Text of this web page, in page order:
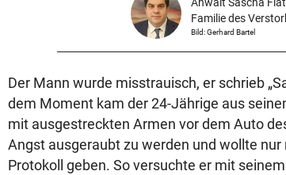
Anwalt Sascha
Familie des
Bild: Gerhard Bartel
Der Mann wurde misstrauisch, er schrieb
dem Moment kam der 24-Jährige aus
mit ausgestreckten Armen vor dem Auto
Angst ausgeraubt zu werden und wollte nur
Protokoll geben. So versuchte er mit